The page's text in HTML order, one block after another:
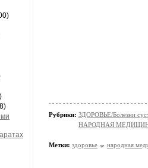
Рубрики: ЗДОРОВЬЕ/Болезни
НАРОДНАЯ
Метки: здоровье народная